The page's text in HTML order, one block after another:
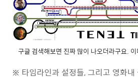
구글 검색해보면 진짜 많이 나오더라구요.
※ 타임라인과 설정들, 그리고 영화내